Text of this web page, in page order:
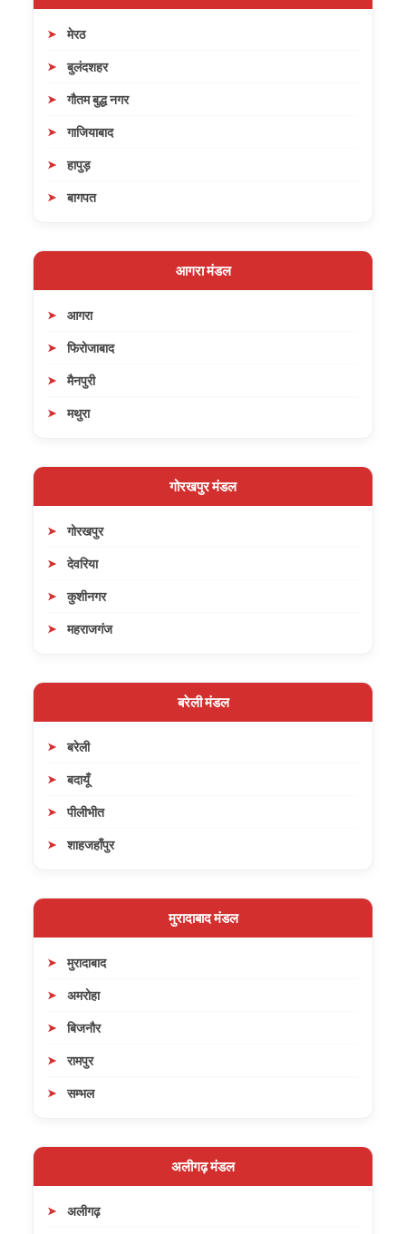
मेरठ
बुलंदशहर
गौतम बुद्ध नगर
गाजियाबाद
हापुड़
बागपत
आगरा मंडल
आगरा
फिरोजाबाद
मैनपुरी
मथुरा
गोरखपुर मंडल
गोरखपुर
देवरिया
कुशीनगर
महराजगंज
बरेली मंडल
बरेली
बदायूँ
पीलीभीत
शाहजहाँपुर
मुरादाबाद मंडल
मुरादाबाद
अमरोहा
बिजनौर
रामपुर
सम्भल
अलीगढ़ मंडल
अलीगढ़